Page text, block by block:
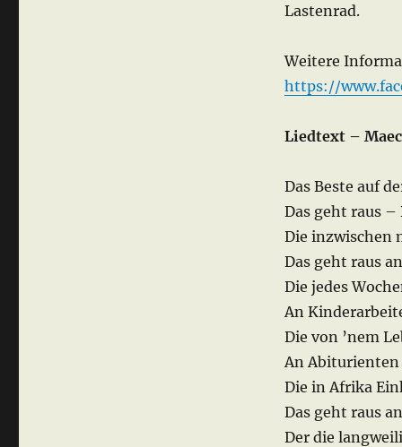
Lastenrad.
Weitere
https://
Liedtext –
Das Beste auf
Das geht raus
Die inzwischen
Das geht raus
Die jedes
An
Die von ’nem
An
Die in Afrika
Das geht raus
Der die